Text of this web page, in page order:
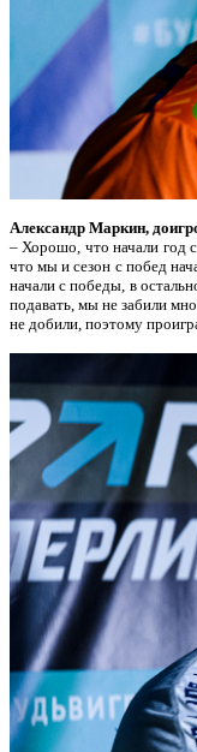
Александр Маркин,
– Хорошо, что начали год
что мы и сезон с побед
начали с победы, в
подавать, мы не забили
не добили, поэтому